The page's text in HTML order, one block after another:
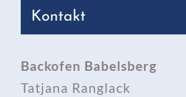
Kontakt
Backofen Babelsberg
Tatjana Ranglack